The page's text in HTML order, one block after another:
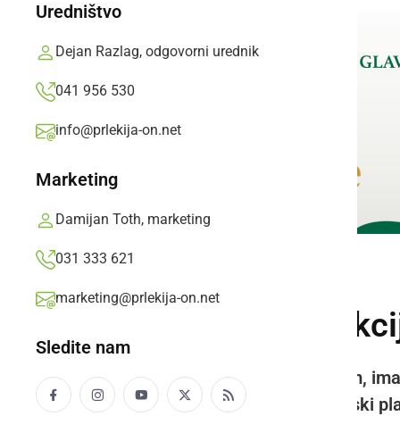
Uredništvo
Dejan Razlag, odgovorni urednik
041 956 530
info@prlekija-on.net
Marketing
Damijan Toth, marketing
031 333 621
marketing@prlekija-on.net
Sledite nam
Poteka iskalna
Pogrešani je visok okrog 175 cm,
neznane barve ter moder delavski